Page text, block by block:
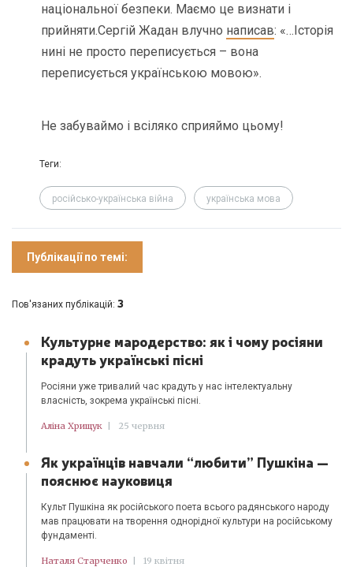
національної безпеки. Маємо це визнати і
прийняти.Сергій Жадан влучно написав: «…Історія
нині не просто переписується – вона
переписується українською мовою».
Не забуваймо і всіляко сприяймо цьому!
Теги:
російсько-українська війна українська мова
Публікації по темі:
Пов'язаних публікацій: 3
Культурне мародерство: як і чому росіяни
крадуть українські пісні
Росіяни уже тривалий час крадуть у нас інтелектуальну
власність, зокрема українські пісні.
Аліна Хрищук | 25 червня
Як українців навчали “любити” Пушкіна —
пояснює науковиця
Культ Пушкіна як російського поета всього радянського народу
мав працювати на творення однорідної культури на російському
фундаменті.
Наталя Старченко | 19 квітня